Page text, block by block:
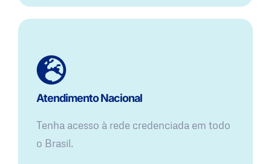
Atendimento Nacional
Tenha acesso à rede credenciada em todo
o Brasil.